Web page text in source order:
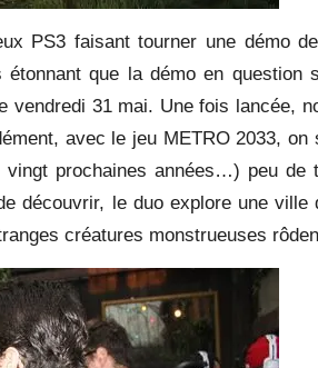
PS3 faisant tourner une démo
que la démo en question
vendredi 31 mai. Une fois lancée,
avec le jeu METRO 2033, on
prochaines années…) peu de
découvrir, le duo explore une ville
créatures monstrueuses